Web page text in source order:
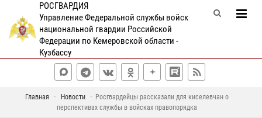
РОСГВАРДИЯ
Управление Федеральной службы войск
национальной гвардии Российской
Федерации по Кемеровской области -
Кузбассу
Главная Новости
Росгвардейцы рассказали для киселевчан о
перспективах службы в войсках правопорядка